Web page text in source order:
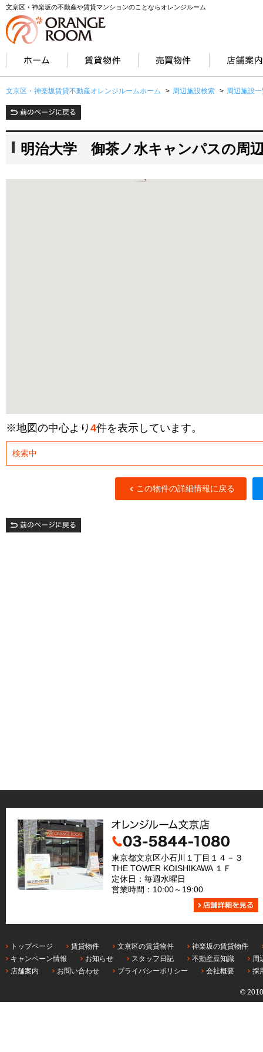
文京区・神楽坂の不動産や賃貸マンションのことならオレンジルーム
文京区・神楽坂賃貸不動産オレンジルームホーム > 周辺施設検索 > 周辺施設
明治大学 御茶ノ水キャンパスの周
※地図の中心より 4件を表示しています。
検索中
この物件の詳細情報に戻る
東京都文京区小石川１丁目１４－３
THE TOWER KOISHIKAWA １Ｆ
定休日：毎週水曜日
営業時間：10:00～19:00
トップページ 賃貸物件 文京区の賃貸物件
神楽坂の賃貸物件
キャンペーン情報
お知らせ スタッフ日記 不動産豆知識
周
店舗案内
お問い合わせ プライバシーポリシー 会社概要 採
©